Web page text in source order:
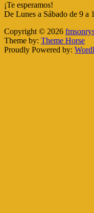
¡Te esperamos!
De Lunes a Sábado de 9 a
Copyright © 2026
Theme by: Theme Horse
Proudly Powered by: